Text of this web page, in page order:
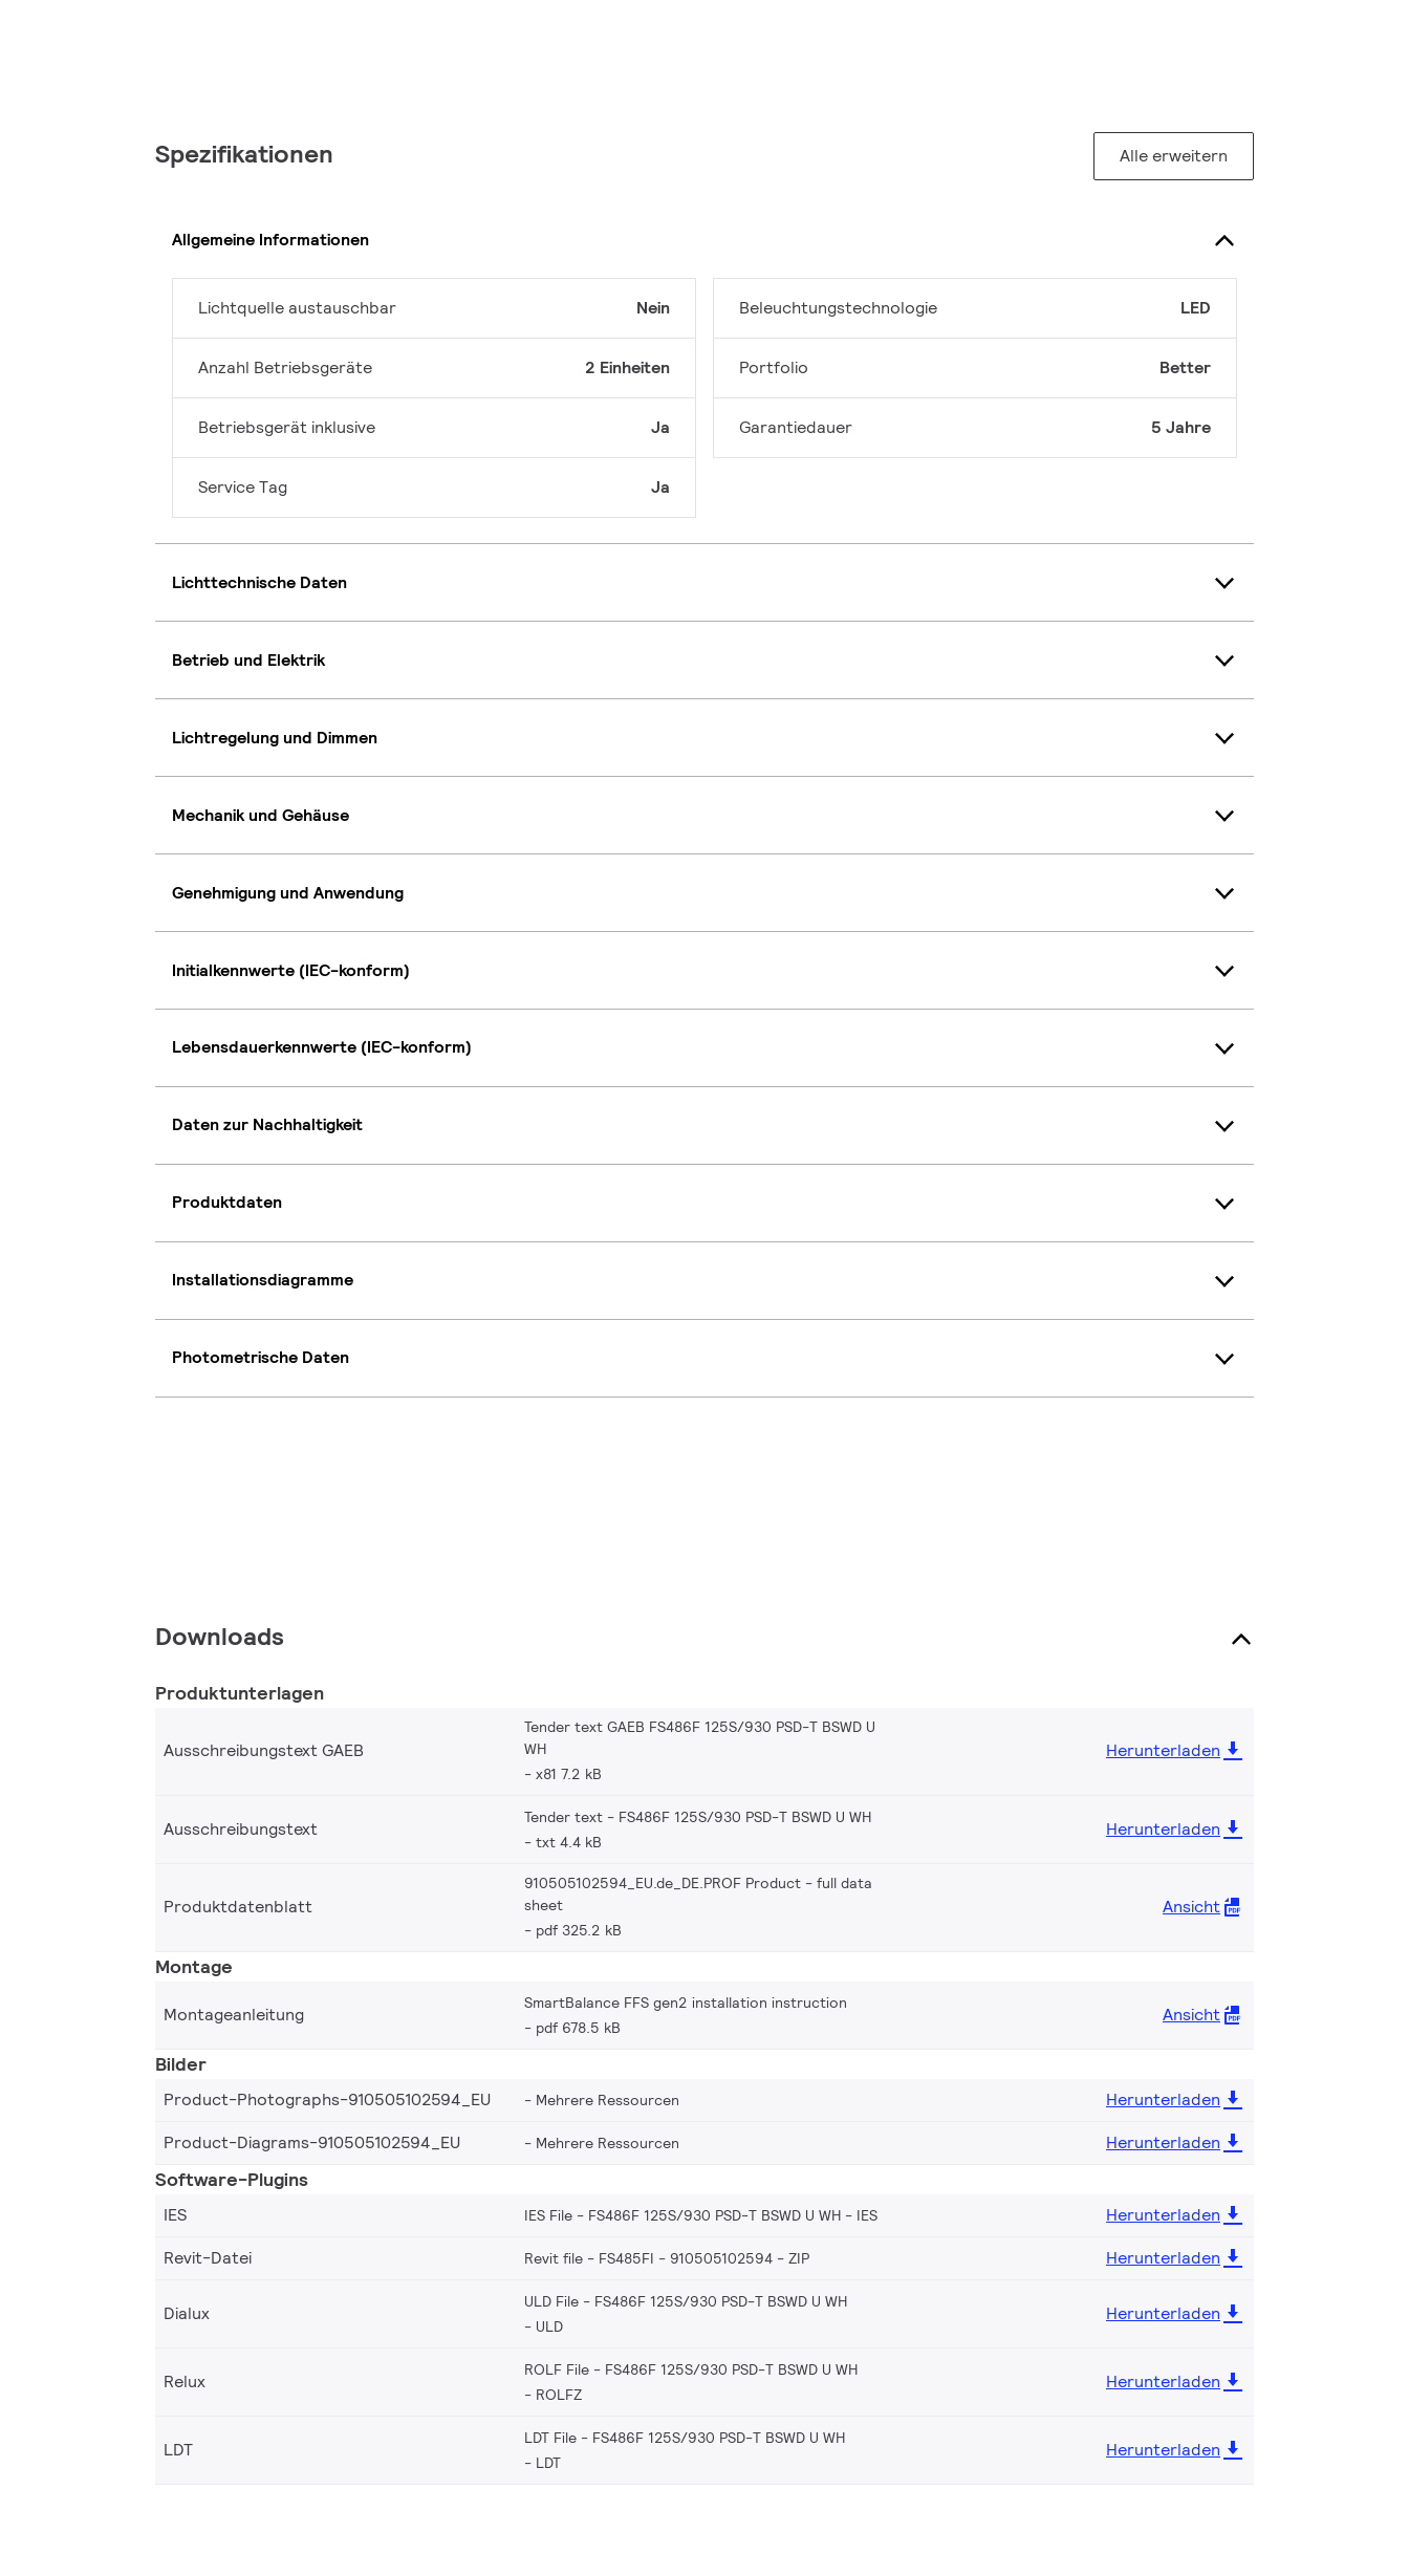
Spezifikationen Alle erweitern
Allgemeine Informationen
Lichtquelle austauschbar Nein
Anzahl Betriebsgeräte 2 Einheiten
Betriebsgerät inklusive Ja
Service Tag Ja
Beleuchtungstechnologie LED
Portfolio Better
Garantiedauer 5 Jahre
Lichttechnische Daten
Betrieb und Elektrik
Lichtregelung und Dimmen
Mechanik und Gehäuse
Genehmigung und Anwendung
Initialkennwerte (IEC-konform)
Lebensdauerkennwerte (IEC-konform)
Daten zur Nachhaltigkeit
Produktdaten
Installationsdiagramme
Photometrische Daten
Downloads
Produktunterlagen
Ausschreibungstext GAEB
Tender text GAEB FS486F 125S/930 PSD-T BSWD U
WH
x81 7.2 kB
Herunterladen
Ausschreibungstext
Tender text - FS486F 125S/930 PSD-T BSWD U WH
txt 4.4 kB
Herunterladen
Produktdatenblatt
910505102594_EU.de_DE.PROF Product - full data
sheet
pdf 325.2 kB
Ansicht
Montage
Montageanleitung
SmartBalance FFS gen2 installation instruction
pdf 678.5 kB
Ansicht
Bilder
Product-Photographs-910505102594_EU Mehrere Ressourcen
Herunterladen
Product-Diagrams-910505102594_EU
Mehrere Ressourcen Herunterladen
Software-Plugins
IES IES File - FS486F 125S/930 PSD-T BSWD U WH IES
Herunterladen
Revit-Datei
Revit file - FS485FI - 910505102594 ZIP Herunterladen
Dialux
ULD File - FS486F 125S/930 PSD-T BSWD U WH
ULD
Herunterladen
Relux
ROLF File - FS486F 125S/930 PSD-T BSWD U WH
ROLFZ
Herunterladen
LDT
LDT File - FS486F 125S/930 PSD-T BSWD U WH
LDT
Herunterladen